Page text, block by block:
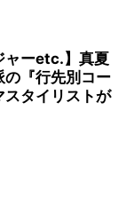
ャーetc.】真夏
の『行先別コー
スタイリストが